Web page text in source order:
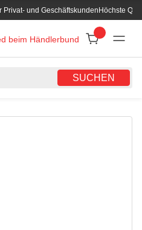
Privat- und GeschäftskundenHöchste
SUCHEN